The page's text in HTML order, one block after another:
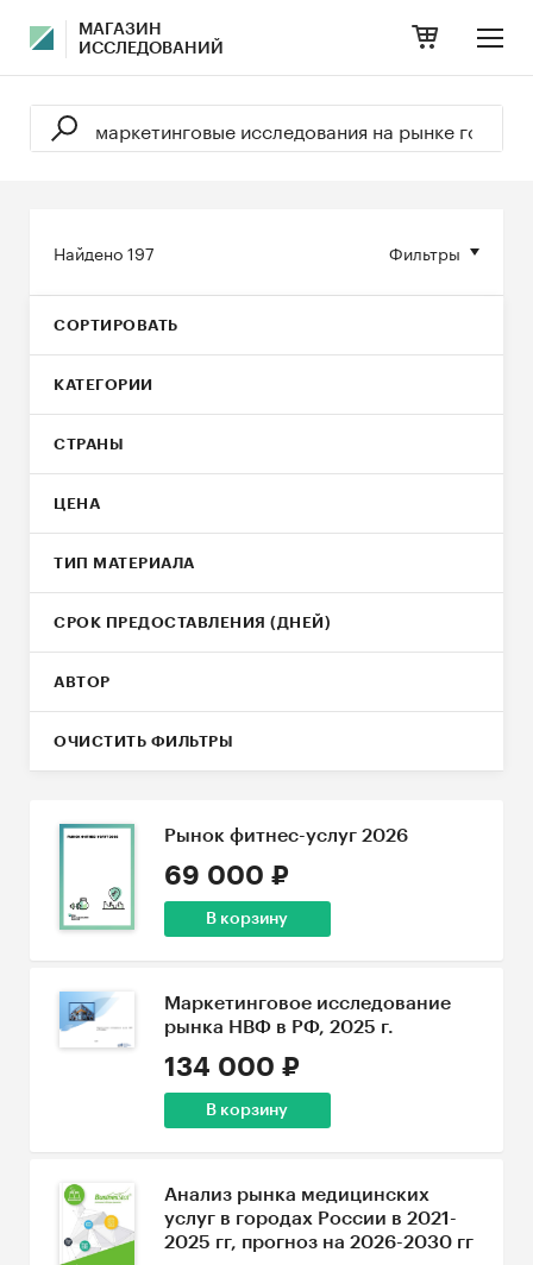
МАГАЗИН
ИССЛЕДОВАНИЙ
Фильтры
Найдено197
СОРТИРОВАТЬ
КАТЕГОРИИ
СТРАНЫ
ЦЕНА
ТИП МАТЕРИАЛА
СРОК ПРЕДОСТАВЛЕНИЯ (ДНЕЙ)
АВТОР
ОЧИСТИТЬ ФИЛЬТРЫ
Рынок фитнес-услуг 2026
69 000 ₽
В корзину
Маркетинговое исследование
рынка НВФ в РФ, 2025 г.
134 000 ₽
В корзину
Анализ рынка медицинских
услуг в городах России в 2021-
2025 гг, прогноз на 2026-2030 гг